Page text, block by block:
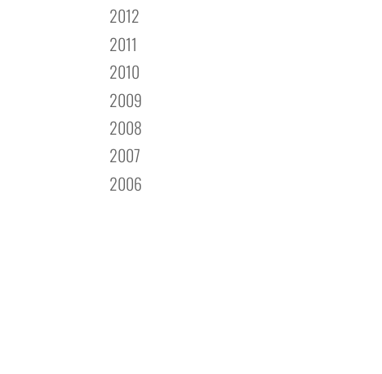
2012
2011
2010
2009
2008
2007
2006